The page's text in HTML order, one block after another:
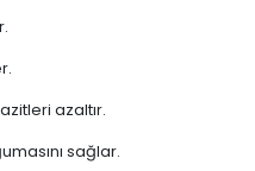
azaltır.
sağlar.